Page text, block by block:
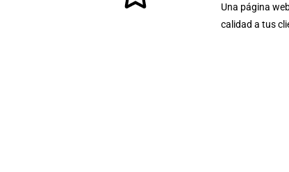
Una página
calidad a tus